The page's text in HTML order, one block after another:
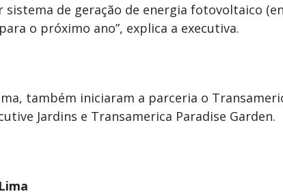
sistema de geração de energia fotovoltaico
o próximo ano”, explica a executiva.
também iniciaram a parceria o
Jardins e Transamerica Paradise Garden.